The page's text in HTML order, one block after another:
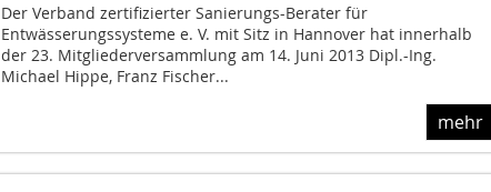
Der Verband zertifizierter Sanierungs-Berater für
Entwässerungssysteme e. V. mit Sitz in Hannover hat innerhalb
der 23. Mitgliederversammlung am 14. Juni 2013 Dipl.-Ing.
Michael Hippe, Franz Fischer...
mehr